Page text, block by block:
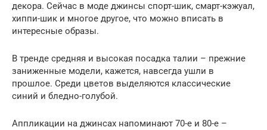
декора. Сейчас в моде джинсы спорт-шик, смарт-кэжуал,
хиппи-шик и многое другое, что можно вписать в
интересные образы.
В тренде средняя и высокая посадка талии – прежние
заниженные модели, кажется, навсегда ушли в
прошлое. Среди цветов выделяются классические
синий и бледно-голубой.
Аппликации на джинсах напоминают 70-е и 80-е –